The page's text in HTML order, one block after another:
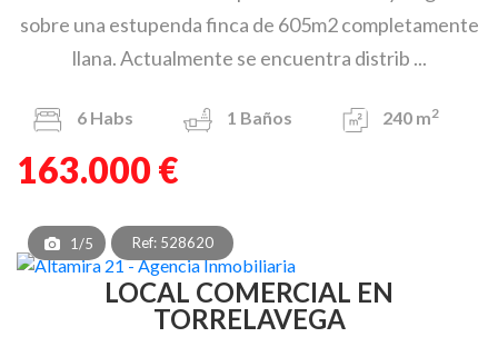
sobre una estupenda finca de 605m2 completamente
llana. Actualmente se encuentra distrib ...
6 Habs 1 Baños 240 m2
163.000 €
1/5 Ref: 528620
LOCAL COMERCIAL EN
TORRELAVEGA